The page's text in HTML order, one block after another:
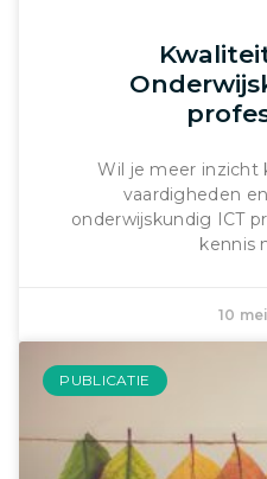
Wil je meer inzicht
vaardigheden
onderwijskundig ICT
kennis
10
PUBLICATIE